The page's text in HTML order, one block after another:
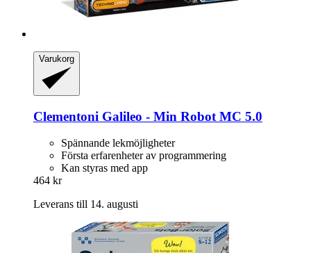
Varukorg
Clementoni Galileo -​ Min Robot MC 5.0
Spännande lekmöjligheter
Första erfarenheter av programmering
Kan styras med app
464 kr
Leverans till 14. augusti